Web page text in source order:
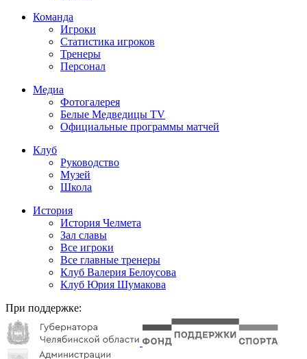
Команда
Игроки
Статистика игроков
Тренеры
Персонал
Медиа
Фотогалерея
Белые Медведицы TV
Официальные программы матчей
Клуб
Руководство
Музей
Школа
История
История Челмета
Зал славы
Все игроки
Все главные тренеры
Клуб Валерия Белоусова
Клуб Юрия Шумакова
При поддержке: